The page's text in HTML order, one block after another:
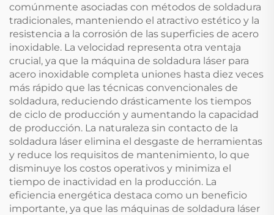
comúnmente asociadas con métodos de soldadura
tradicionales, manteniendo el atractivo estético y la
resistencia a la corrosión de las superficies de acero
inoxidable. La velocidad representa otra ventaja
crucial, ya que la máquina de soldadura láser para
acero inoxidable completa uniones hasta diez veces
más rápido que las técnicas convencionales de
soldadura, reduciendo drásticamente los tiempos
de ciclo de producción y aumentando la capacidad
de producción. La naturaleza sin contacto de la
soldadura láser elimina el desgaste de herramientas
y reduce los requisitos de mantenimiento, lo que
disminuye los costos operativos y minimiza el
tiempo de inactividad en la producción. La
eficiencia energética destaca como un beneficio
importante, ya que las máquinas de soldadura láser